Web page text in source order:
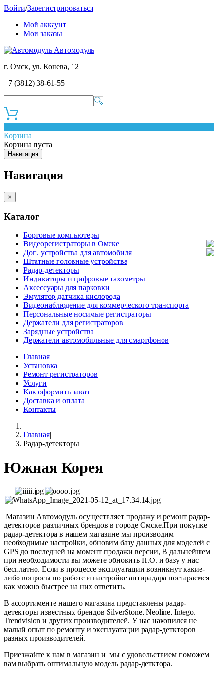
Войти/Зарегистрироваться
Мой аккаунт
Мои заказы
Автомодуль
г. Омск, ул. Конева, 12
+7 (3812) 38-61-55
Корзина
Корзина пуста
Навигация
Навигация
×
Каталог
Бортовые компьютеры
Видеорегистраторы в Омске
Доп. устройства для автомобиля
Штатные головные устройства
Радар-детекторы
Индикаторы и цифровые тахометры
Аксессуары для парковки
Эмулятор датчика кислорода
Видеонаблюдение для коммерческого транспорта
Персональные носимые регистраторы
Держатели для регистраторов
Зарядные устройства
Держатели автомобильные для смартфонов
Главная
Установка
Ремонт регистраторов
Услуги
Как оформить заказ
Доставка и оплата
Контакты
Главная|
Радар-детекторы
Южная Корея
Магазин Автомодуль осуществляет продажу и ремонт радар-
детекторов различных брендов в городе Омске.При покупке
радар-детектора в нашем магазине мы производим
необходимые настройки, обновим базу данных для моделей с
GPS до последней на момент продажи версии, В дальнейшем
при необходимости вы можете обновить П.О. и базу у нас
бесплатно. Если в процессе эксплуатации возникнут какие-
либо вопросы по работе и настройке антирадара постараемся
как можно быстрее на них ответить.
В ассортименте нашего магазина представлены радар-
детекторы известных брендов SilverStone, Neoline, Intego,
Trendvision и других производителей. У нас накопился не
малый опыт по ремонту и эксплуатации радар-деткторов
разных производителей.
Приезжайте к нам в магазин и мы с удовольствием поможем
вам выбрать оптимальную модель радар-детктора.